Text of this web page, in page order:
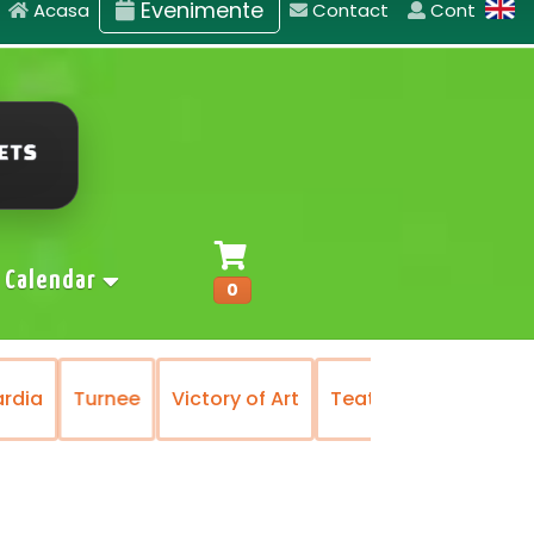
Acasa Evenimente Contact Cont
Calendar 0
Turnee Victory of Art Teatrul National de